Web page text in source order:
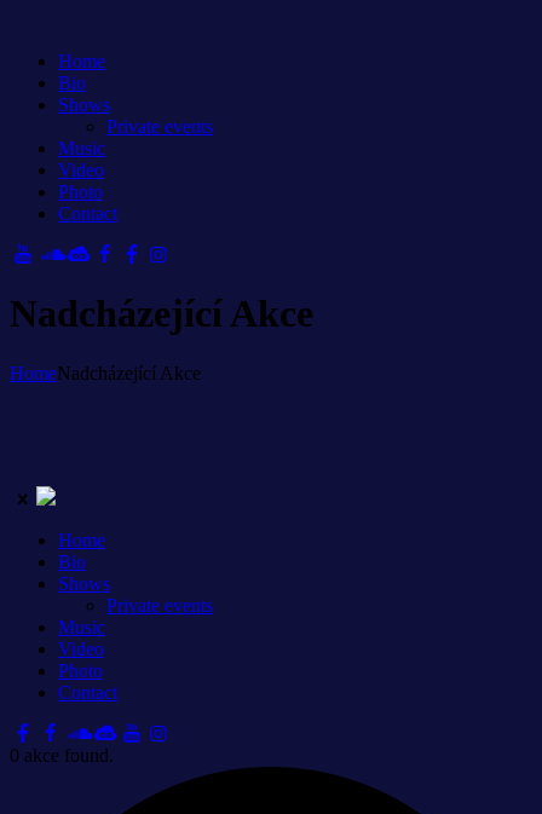
Home
Bio
Shows
Private events
Music
Video
Photo
Contact
Nadcházející Akce
HomeNadcházející Akce
Home
Bio
Shows
Private events
Music
Video
Photo
Contact
0 akce found.